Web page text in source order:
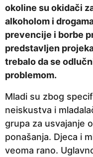
e
n
a
p
r
i
okoline su okidači
alkoholom i
prevencije i borbe
predstavljen
trebalo da se
problemom.
Mladi su zbog
neiskustva i
grupa za usvajanje
ponašanja. Djeca i
veoma rano.